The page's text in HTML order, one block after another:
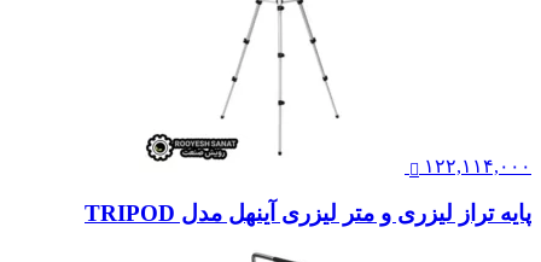
۱۲۲,۱۱۴,۰۰۰
پایه تراز لیزری و متر لیزری آینهل مدل TRIPOD